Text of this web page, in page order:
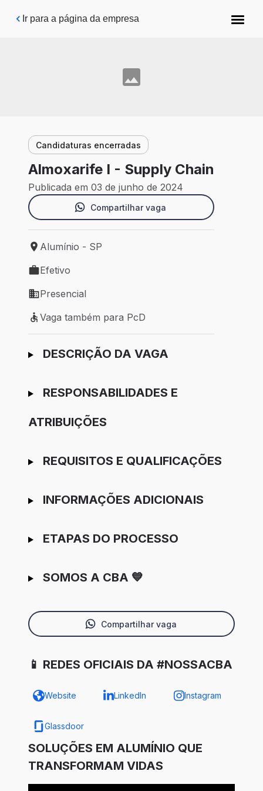
Pular para o conteúdo principal
Ir para a página da empresa
Candidaturas encerradas
Almoxarife I - Supply Chain
Publicada em 03 de junho de 2024
Compartilhar vaga
Local de trabalho: Alumínio - SP
Alumínio - SP
Tipo de vaga: Efetivo
Efetivo
Modelo de trabalho: Presencial
Presencial
Vaga também para PcD
Vaga também para PcD
Ir para candidatura
DESCRIÇÃO DA VAGA
RESPONSABILIDADES E
ATRIBUIÇÕES
REQUISITOS E QUALIFICAÇÕES
INFORMAÇÕES ADICIONAIS
ETAPAS DO PROCESSO
SOMOS A CBA 💙
Compartilhar vaga
📱 REDES OFICIAIS DA #NOSSACBA
Website LinkedIn Instagram
Glassdoor
SOLUÇÕES EM ALUMÍNIO QUE
TRANSFORMAM VIDAS